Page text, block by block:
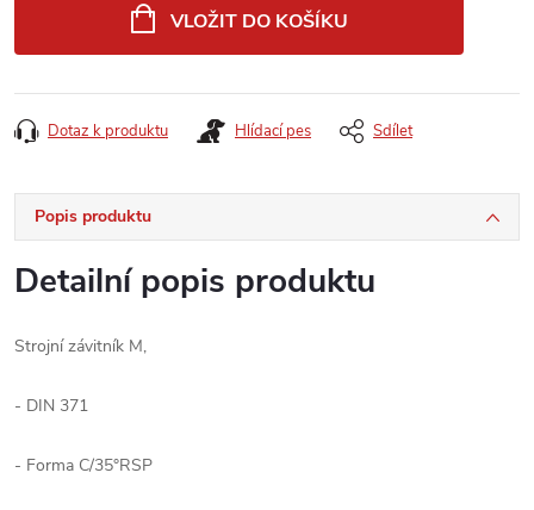
VLOŽIT DO KOŠÍKU
Dotaz k produktu Hlídací pes Sdílet
Popis produktu
Detailní popis produktu
Strojní závitník M,
- DIN 371
- Forma C/35°RSP